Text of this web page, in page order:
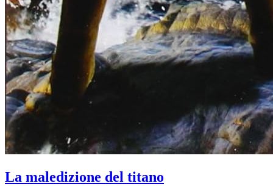
La maledizione del titano